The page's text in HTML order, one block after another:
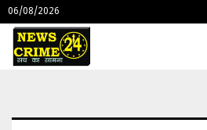
06/08/2026